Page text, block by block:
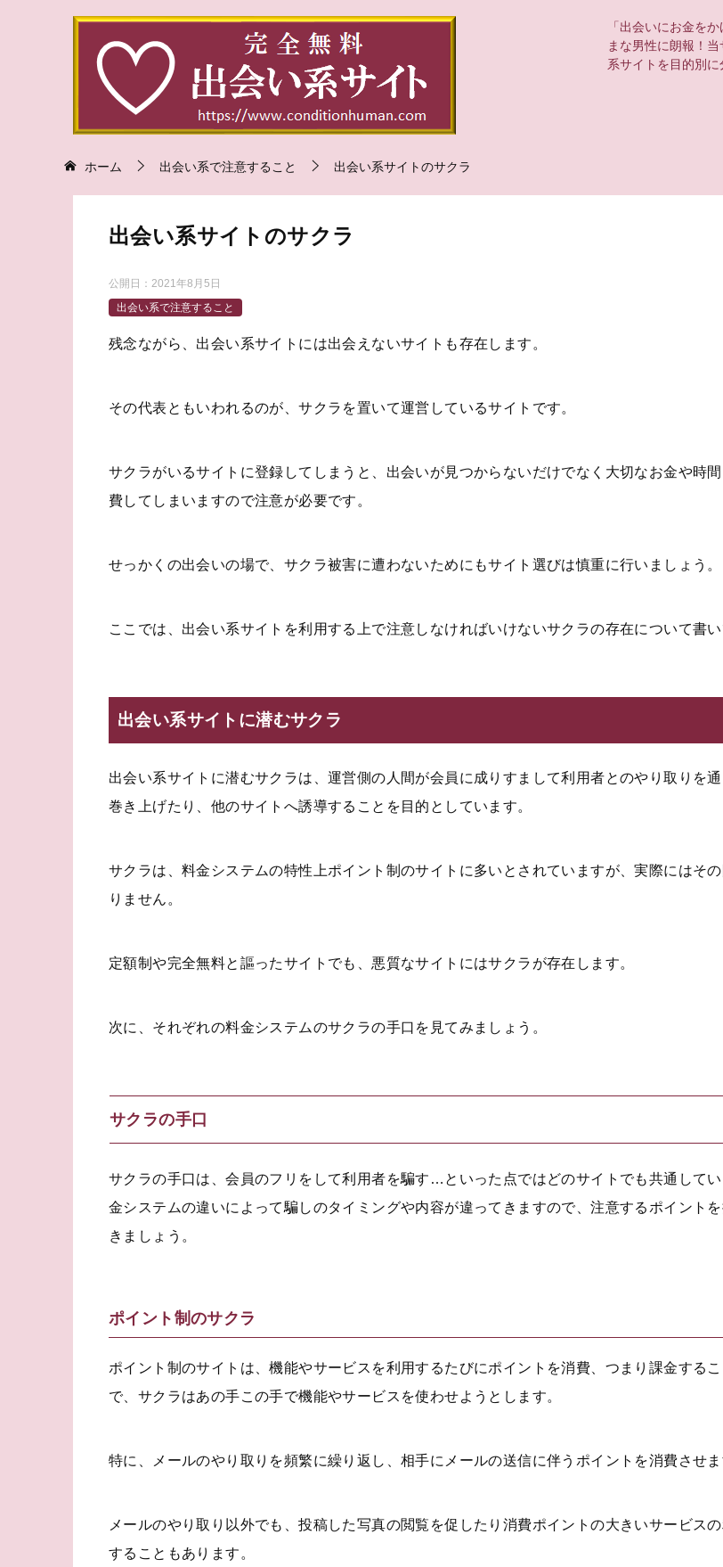
「出会いにお金を
まな男性に朗報！
系サイトを目的別に
ホーム 出会い系で注意すること 出会い系サイトのサクラ
出会い系サイトのサクラ
公開日： 2021年8月5日
出会い系で注意すること
残念ながら、出会い系サイトには出会えないサイトも存在します。
その代表ともいわれるのが、サクラを置いて運営しているサイトです。
サクラがいるサイトに登録してしまうと、出会いが見つからないだけでなく大切なお金や時
費してしまいますので注意が必要です。
せっかくの出会いの場で、サクラ被害に遭わないためにもサイト選びは慎重に行いましょう。
ここでは、出会い系サイトを利用する上で注意しなければいけないサクラの存在について書い
出会い系サイトに潜むサクラ
出会い系サイトに潜むサクラは、運営側の人間が会員に成りすまして利用者とのやり取りを
巻き上げたり、他のサイトへ誘導することを目的としています。
サクラは、料金システムの特性上ポイント制のサイトに多いとされていますが、実際にはそ
りません。
定額制や完全無料と謳ったサイトでも、悪質なサイトにはサクラが存在します。
次に、それぞれの料金システムのサクラの手口を見てみましょう。
サクラの手口
サクラの手口は、会員のフリをして利用者を騙す…といった点ではどのサイトでも共通して
金システムの違いによって騙しのタイミングや内容が違ってきますので、注意するポイント
きましょう。
ポイント制のサクラ
ポイント制のサイトは、機能やサービスを利用するたびにポイントを消費、つまり課金する
で、サクラはあの手この手で機能やサービスを使わせようとします。
特に、メールのやり取りを頻繁に繰り返し、相手にメールの送信に伴うポイントを消費させま
メールのやり取り以外でも、投稿した写真の閲覧を促したり消費ポイントの大きいサービス
することもあります。